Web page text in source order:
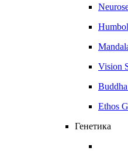
Vision
Ethos
Генетика